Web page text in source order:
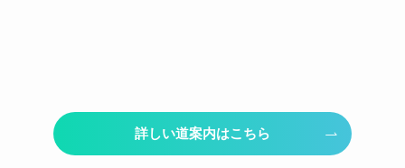
詳しい道案内はこちら